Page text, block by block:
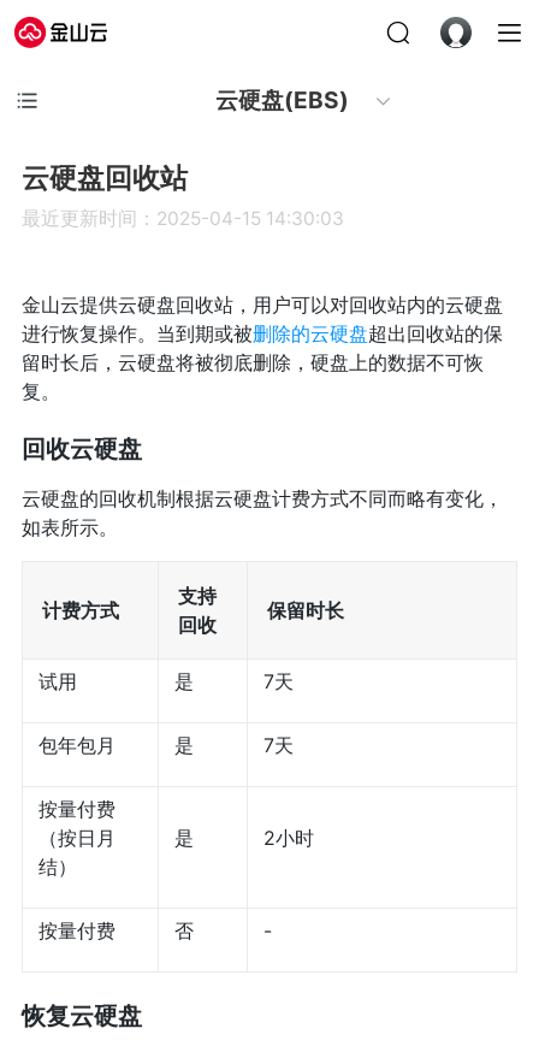
云硬盘(EBS)
云硬盘回收站
最近更新时间：2025-04-15 14:30:03
金山云提供云硬盘回收站，用户可以对回收站内的云硬盘
进行恢复操作。当到期或被删除的云硬盘超出回收站的保
留时长后，云硬盘将被彻底删除，硬盘上的数据不可恢
复。
回收云硬盘
云硬盘的回收机制根据云硬盘计费方式不同而略有变化，
如表所示。
计费方式
支持
回收
保留时长
试用 是 7天
包年包月 是 7天
按量付费
（按日月
结）
是 2小时
按量付费 否 -
恢复云硬盘